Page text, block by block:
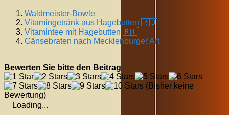
Waldmeister-Bowle
Vitamingetränk aus Hagebutten 🇷🇺
Vitamintee mit Hagebutten 🇷🇺
Gänsebraten nach Mecklenburger Art
Bewerten Sie bitte den Beitrag
(Bisher keine
Bewertung)
Loading...